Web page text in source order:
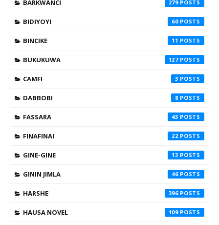
BARKWANCI 279
BIDIYOYI 60
BINCIKE 11
BUKUKUWA 127
CAMFI 3
DABBOBI 8
FASSARA 43
FINAFINAI 22
GINE-GINE 13
GININ JIMLA 46
HARSHE 396
HAUSA NOVEL 109